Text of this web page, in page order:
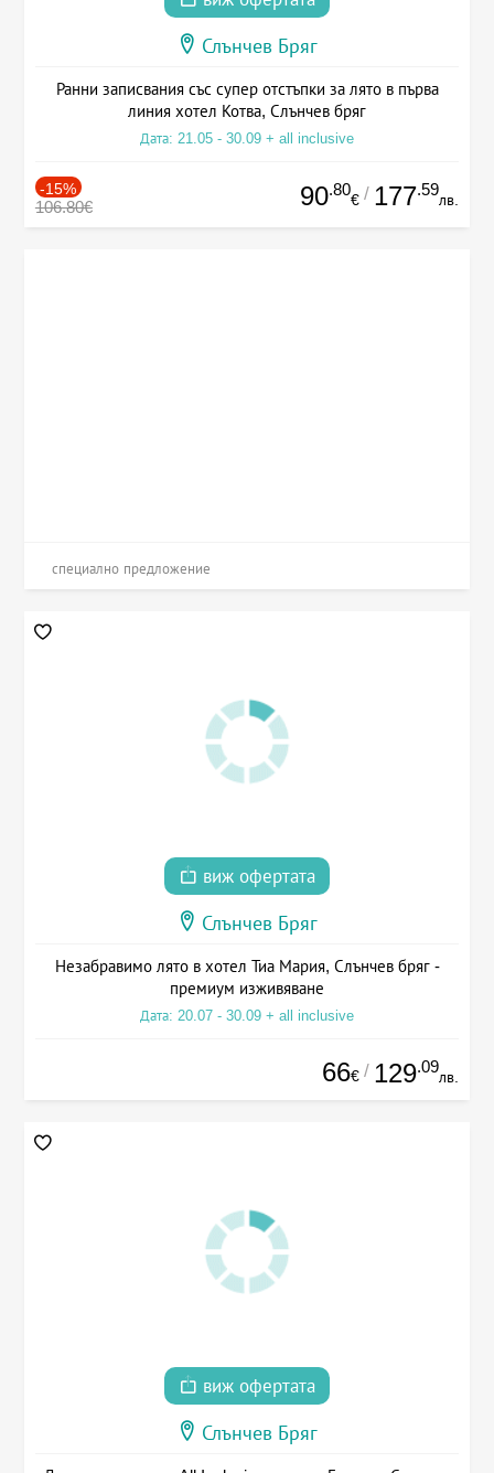
Слънчев Бряг
Ранни записвания със супер отстъпки за лято в първа
линия хотел Котва, Слънчев бряг
Дата: 21.05 - 30.09 + all inclusive
-15%
106.80€ 90.80
€ / 177.59
лв.
специално предложение
виж офертата
Слънчев Бряг
Незабравимо лято в хотел Тиа Мария, Слънчев бряг -
премиум изживяване
Дата: 20.07 - 30.09 + all inclusive
66€ / 129.09
лв.
виж офертата
Слънчев Бряг